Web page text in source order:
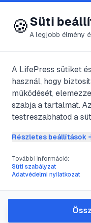
😍 LifePress
@Martonka
2025. június 18.
A
Tudjuk
🍪Süti
A legjobb élmény
A LifePress sütiket
használ, hogy
működését,
szabja a tartalmat.
testreszabhatod a
Részletes beállítások
További információ:
Süti szabályzat
Adatvédelmi nyilatkozat